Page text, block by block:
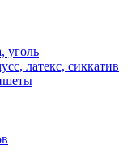
уголь
латекс, сиккатив